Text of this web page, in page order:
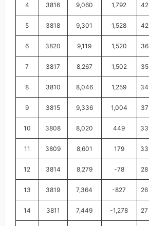
4 3816 9,060 1,792 42
5 3818 9,301 1,528 42
6 3820 9,119 1,520 36
7 3817 8,267 1,502 35
8 3810 8,046 1,259 34
9 3815 9,336 1,004 37
10 3808 8,020 449 33
11 3809 8,601 179 33
12 3814 8,279 -78 28
13 3819 7,364 -827 26
14 3811 7,449 -1,278 27